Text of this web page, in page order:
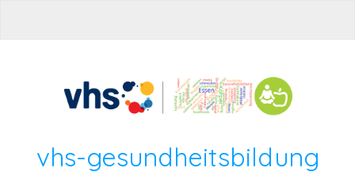
vhs-gesundheitsbildung